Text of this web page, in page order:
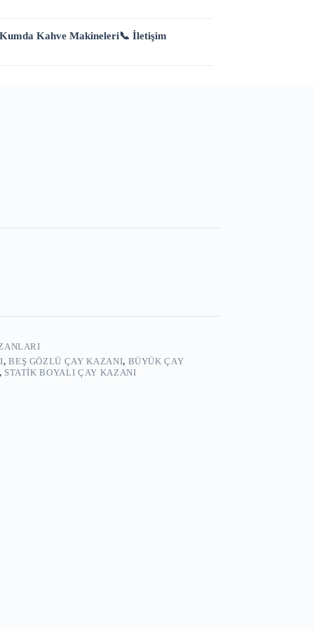
Kahve Makineleri📞 İletişim
,BEŞ GÖZLÜ ÇAY KAZANI, BÜYÜK ÇAY
STATIK BOYALI ÇAY KAZANI